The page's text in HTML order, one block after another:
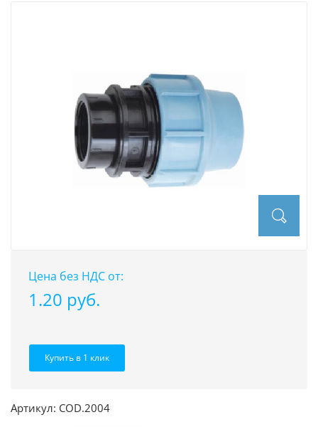
Цена без НДС от:
1.20 pуб.
Купить в 1 клик
Артикул: COD.2004